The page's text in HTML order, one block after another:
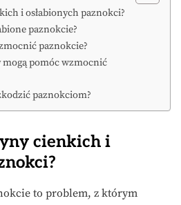
i osłabionych paznokci?
paznokcie?
paznokcie?
pomóc wzmocnić
paznokciom?
cienkich i
to problem, z którym